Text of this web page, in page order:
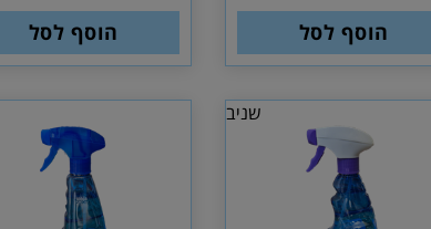
הוסף לסל הוסף לסל
שניב